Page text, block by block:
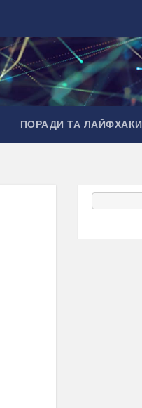
ПОРАДИ ТА ЛАЙФХАКИ